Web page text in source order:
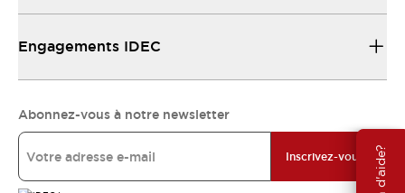
Engagements IDEC
Abonnez-vous à notre newsletter
Inscrivez-vous